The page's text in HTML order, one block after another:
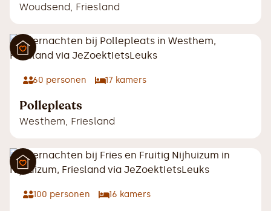
Woudsend, Friesland
60 personen 17 kamers
Pollepleats
Westhem, Friesland
100 personen 16 kamers